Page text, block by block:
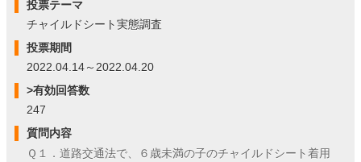
投票テーマ
チャイルドシート実態調査
投票期間
2022.04.14～2022.04.20
>有効回答数
247
質問内容
Ｑ１．道路交通法で、６歳未満の子のチャイルドシート着用